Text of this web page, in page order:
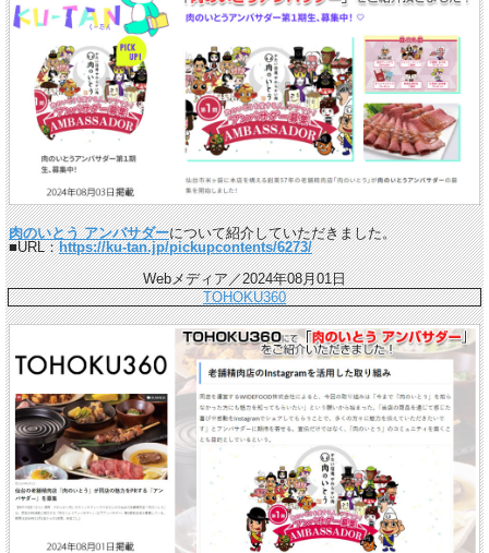
肉のいとう アンバサダーについて紹介していただきました。
■URL：https://ku-tan.jp/pickupcontents/6273/
Webメディア／2024年08月01日
TOHOKU360